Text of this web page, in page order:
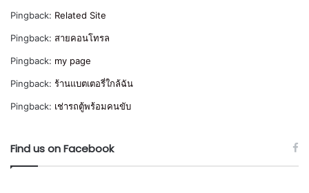
Pingback: Related Site
Pingback: สายคอนโทรล
Pingback: my page
Pingback: ร้านแบตเตอรี่ใกล้ฉัน
Pingback: เช่ารถตู้พร้อมคนขับ
Find us on Facebook